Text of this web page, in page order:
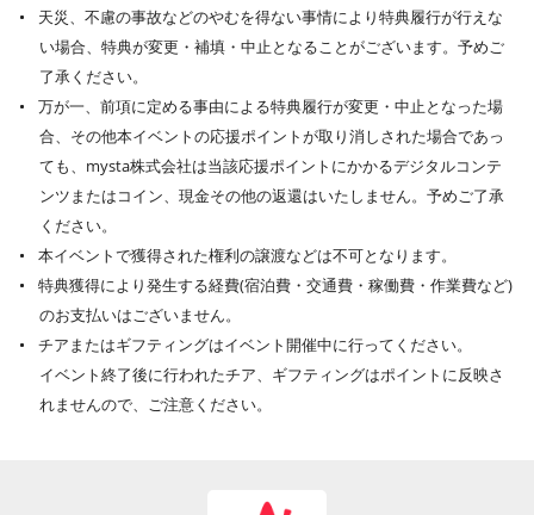
天災、不慮の事故などのやむを得ない事情により特典履行が行えな
い場合、特典が変更・補填・中止となることがございます。予めご
了承ください。
万が一、前項に定める事由による特典履行が変更・中止となった場
合、その他本イベントの応援ポイントが取り消しされた場合であっ
ても、mysta株式会社は当該応援ポイントにかかるデジタルコンテ
ンツまたはコイン、現金その他の返還はいたしません。予めご了承
ください。
本イベントで獲得された権利の譲渡などは不可となります。
特典獲得により発生する経費(宿泊費・交通費・稼働費・作業費など)
のお支払いはございません。
チアまたはギフティングはイベント開催中に行ってください。
イベント終了後に行われたチア、ギフティングはポイントに反映さ
れませんので、ご注意ください。